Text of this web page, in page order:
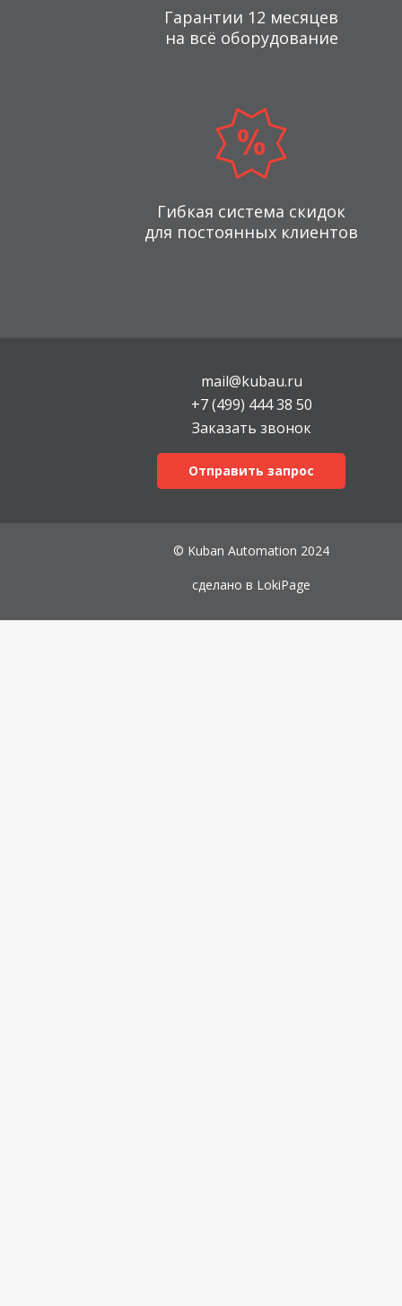
Гарантии 12 месяцев
на всё оборудование
Гибкая система скидок
для постоянных клиентов
mail@kubau.ru
+7 (499) 444 38 50
Заказать звонок
Отправить запрос
© Kuban Automation 2024
сделано в LokiPage